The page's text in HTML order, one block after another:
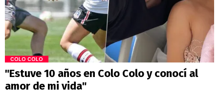
COLO COLO
"Estuve 10 años en Colo Colo y conocí al
amor de mi vida"